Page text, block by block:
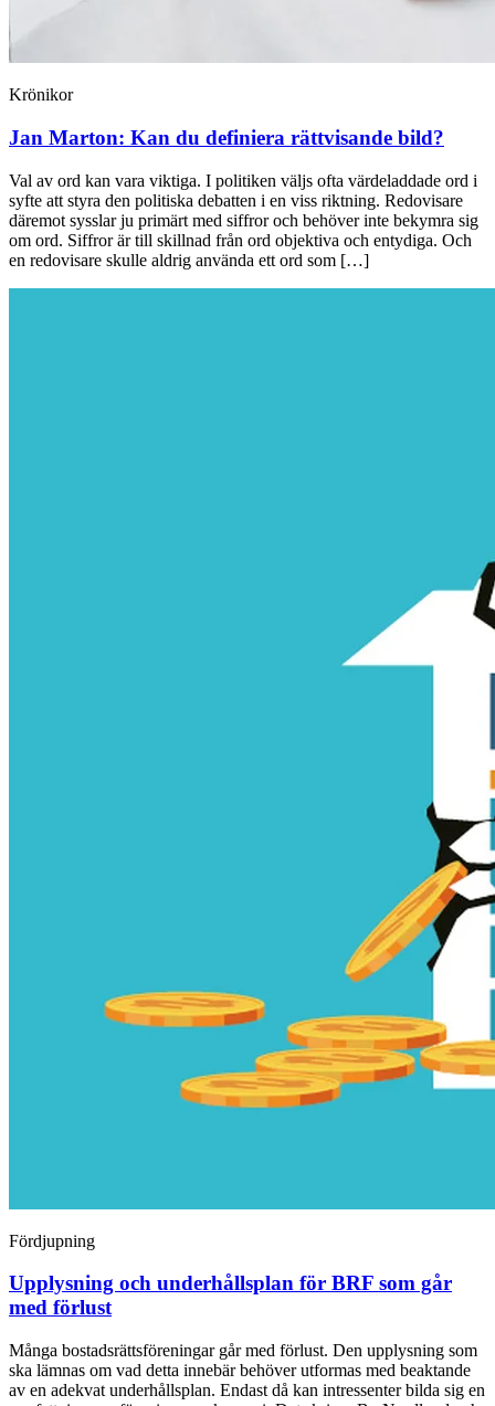
Krönikor
Jan Marton: Kan du definiera rättvisande bild?
Val av ord kan vara viktiga. I politiken väljs ofta värdeladdade ord i
syfte att styra den politiska debatten i en viss riktning. Redovisare
däremot sysslar ju primärt med siffror och behöver inte bekymra sig
om ord. Siffror är till skillnad från ord objektiva och entydiga. Och
en redovisare skulle aldrig använda ett ord som […]
Fördjupning
Upplysning och underhållsplan för BRF som går
med förlust
Många bostadsrättsföreningar går med förlust. Den upplysning som
ska lämnas om vad detta innebär behöver utformas med beaktande
av en adekvat underhållsplan. Endast då kan intressenter bilda sig en